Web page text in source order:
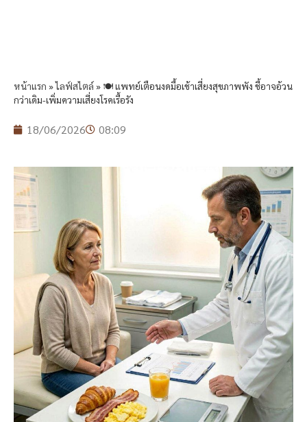
หน้าแรก »ไลฟ์สไตล์» 🍽️ แพทย์เตือนงดมื้อเช้าเสี่ยงสุขภาพพัง ชี้อาจอ้วน
กว่าเดิม-เพิ่มความเสี่ยงโรคเรื้อรัง
18/06/2026 08:09